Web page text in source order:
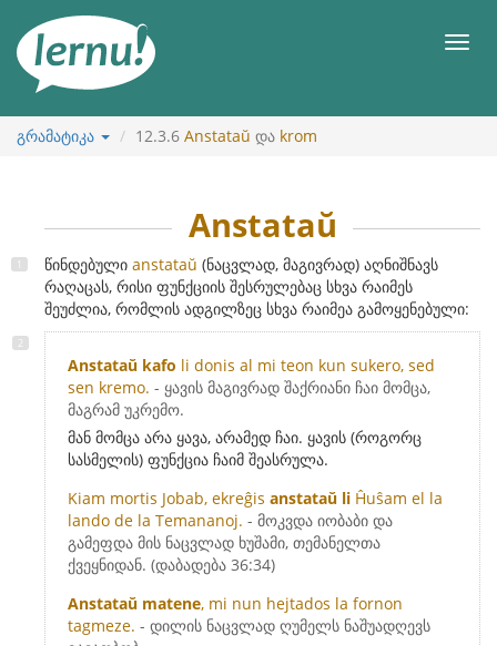
ნახვა
მენიუ
გრამატიკა 12.3.6 Anstataŭ და krom
Anstataŭ
წინდებული anstataŭ (ნაცვლად, მაგივრად) აღნიშნავს
რაღაცას, რისი ფუნქციის შესრულებაც სხვა რაიმეს
შეუძლია, რომლის ადგილზეც სხვა რაიმეა გამოყენებული:
Anstataŭ kafo li donis al mi teon kun sukero, sed
sen kremo. - ყავის მაგივრად შაქრიანი ჩაი მომცა,
მაგრამ უკრემო.
მან მომცა არა ყავა, არამედ ჩაი. ყავის (როგორც
სასმელის) ფუნქცია ჩაიმ შეასრულა.
Kiam mortis Jobab, ekreĝis anstataŭ li Ĥuŝam el la
lando de la Temananoj. - მოკვდა იობაბი და
გამეფდა მის ნაცვლად ხუშამი, თემანელთა
ქვეყნიდან. (დაბადება 36:34)
Anstataŭ matene, mi nun hejtados la fornon
tagmeze. - დილის ნაცვლად ღუმელს ნაშუადღევს